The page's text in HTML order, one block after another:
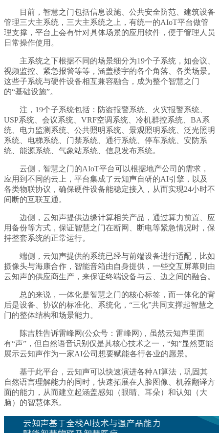
目前，智慧之门包括信息设施、公共安全防范、建筑设备
管理三大主系统，三大主系统之上，有统一的AIoT平台做管
理支撑，平台上会有针对具体场景的应用软件，便于管理人员
日常操作使用。
主系统之下根据不同的场景细分为19个子系统，如会议、
视频监控、紧急报警等等，涵盖楼宇的各个角落、各类场景。
这些子系统与硬件设备相互兼容融合，成为整个智慧之门
的“基础设施”。
注，19个子系统包括：防盗报警系统、火灾报警系统、
USP系统、会议系统、VRF空调系统、冷机群控系统、BA系
统、电力监测系统、公共照明系统、景观照明系统、泛光照明
系统、电梯系统、门禁系统、通行系统、停车系统、安防系
统、能源系统、气象站系统、信息发布系统。
云侧，智慧之门的AIoT平台可以根据地产公司的需求，
应用到不同的云上，平台集成了云知声自研的AI引擎，以及
各类物联协议，确保硬件设备能稳定接入，从而实现24小时不
间断的互联互通。
边侧，云知声提供边缘计算相关产品，通过算力前置、应
用备份等方式，保证智慧之门在断网、断电等紧急情况时，保
持整套系统的正常运行。
端侧，云知声提供的系统已经与前端设备进行适配，比如
摄像头与海康合作，智能音箱由自身提供，一些交互屏幕则由
云知声的供应商生产，来保证终端设备与云、边之间的融合。
总的来说，一体化是智慧之门的核心标签，而一体化的背
后是设备、协议的标准化、系统化，“三化”共同支撑起智慧之
门的整体结构和场景能力。
陈吉胜告诉雷峰网(公众号：雷峰网)，虽然云知声里面
有“声”，但自然语音识别仅是其核心技术之一，“知”显然更能
展示云知声作为一家AI公司想要赋能各行各业的愿景。
基于此平台，云知声可以快速演进各种AI算法，巩固其
自然语言理解能力的同时，快速拓展在人脸图像、机器翻译方
面的能力，从而建立起涵盖感知（眼睛、耳朵）和认知（大
脑）的智慧体系。